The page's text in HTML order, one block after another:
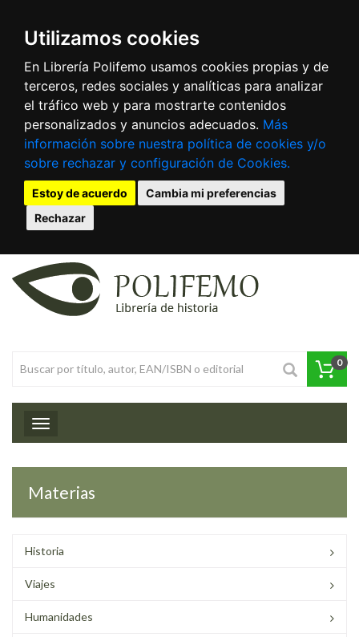
Utilizamos cookies
En Librería Polifemo usamos cookies propias y de
terceros, redes sociales y analíticas para analizar
el tráfico web y para mostrarte contenidos
personalizados y anuncios adecuados. Más
información sobre nuestra política de cookies y/o
sobre rechazar y configuración de Cookies.
Estoy de acuerdo
Cambia mi preferencias
Rechazar
0
Toggle navigation
Materias
Historia
Viajes
Humanidades